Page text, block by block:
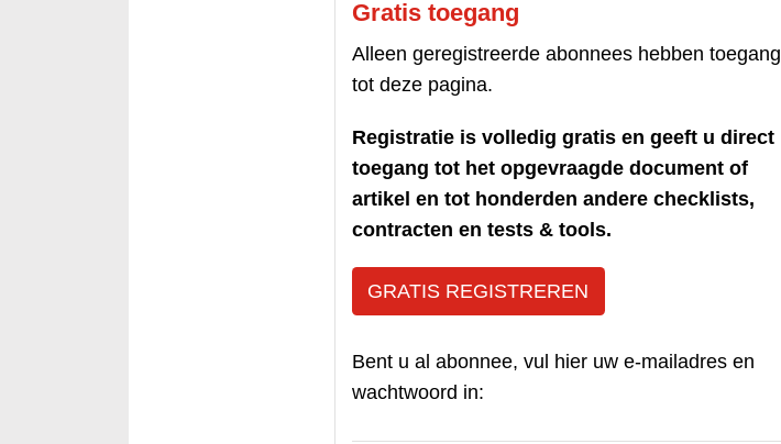
Gratis toegang
Alleen geregistreerde abonnees hebben toegang
tot deze pagina.
Registratie is volledig gratis en geeft u direct
toegang tot het opgevraagde document of
artikel en tot honderden andere checklists,
contracten en tests & tools.
GRATIS REGISTREREN
Bent u al abonnee, vul hier uw e-mailadres en
wachtwoord in: